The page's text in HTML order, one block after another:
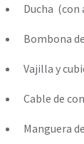
Ducha (con
Bombona
Vajilla y
Cable de
Manguera